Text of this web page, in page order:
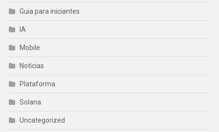
Guia para iniciantes
IA
Mobile
Notícias
Plataforma
Solana
Uncategorized